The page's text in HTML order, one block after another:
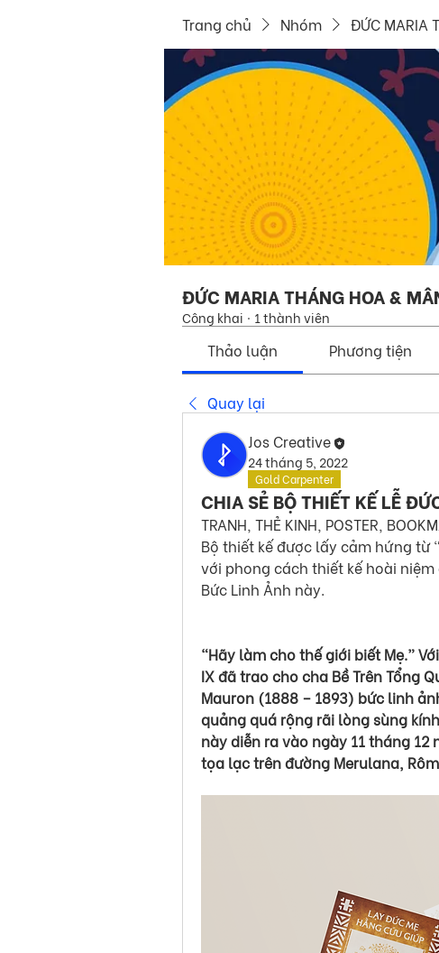
Trang chủ Nhóm ĐỨC MARIA
ĐỨC MARIA THÁNG HOA &
Công khai · 1 thành viên
Thảo luận Phương tiện
Quay lại
Jos Creative
24 tháng 5, 2022
Gold Carpenter
CHIA SẺ BỘ THIẾT KẾ LỄ
TRANH, THẺ KINH, POSTER,
Bộ thiết kế được lấy cảm hứng từ
với phong cách thiết kế hoài
Bức Linh Ảnh này.
“Hãy làm cho thế giới biết Mẹ.”
IX đã trao cho cha Bề Trên Tổng
Mauron (1888 – 1893) bức linh
quảng quá rộng rãi lòng sùng
này diễn ra vào ngày 11 tháng
tọa lạc trên đường Merulana,